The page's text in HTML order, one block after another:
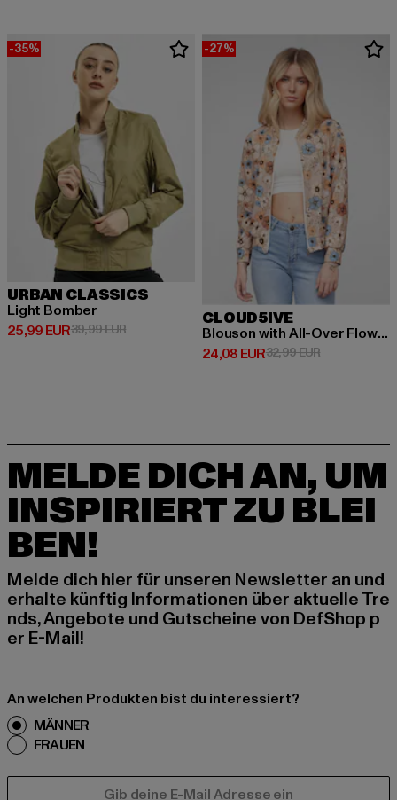
-35%
URBAN CLASSICS
Light Bomber
25,99 EUR
Derzeitiger Preis: 25,99 EUR
39,99 EURAktionspreis: 39,99 EUR
-27%
CLOUD5IVE
Blouson with All-Over Flower Print
24,08 EUR
Derzeitiger Preis: 24,08 EUR
32,99 EURAktionspreis:
MELDE DICH AN, UM
INSPIRIERT ZU BLEI
BEN!
Melde dich hier für unseren Newsletter an und
erhalte künftig Informationen über aktuelle Tre
nds, Angebote und Gutscheine von DefShop p
er E-Mail!
An welchen Produkten bist du interessiert?
MÄNNER
FRAUEN